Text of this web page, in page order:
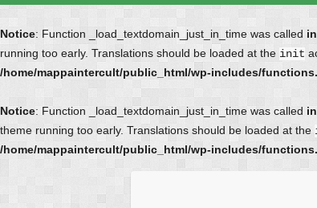
Notice: Function _load_textdomain_just_in_time was called
running too early. Translations should be loaded at the init
/home/mappaintercult/public_html/wp-includes/
Notice: Function _load_textdomain_just_in_time was called
theme running too early. Translations should be loaded at the
/home/mappaintercult/public_html/wp-includes/